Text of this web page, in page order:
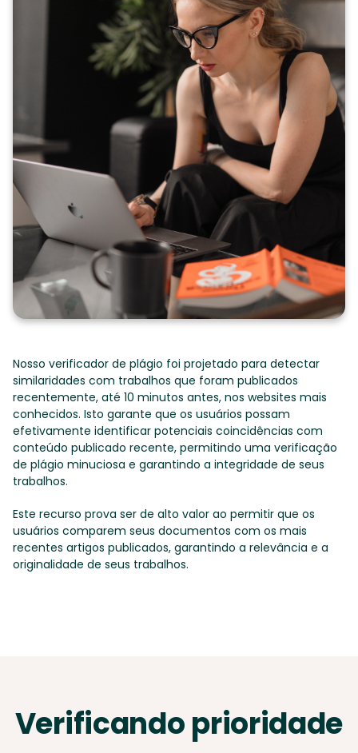
Nosso verificador de plágio foi projetado para detectar
similaridades com trabalhos que foram publicados
recentemente, até 10 minutos antes, nos websites mais
conhecidos. Isto garante que os usuários possam
efetivamente identificar potenciais coincidências com
conteúdo publicado recente, permitindo uma verificação
de plágio minuciosa e garantindo a integridade de seus
trabalhos.
Este recurso prova ser de alto valor ao permitir que os
usuários comparem seus documentos com os mais
recentes artigos publicados, garantindo a relevância e a
originalidade de seus trabalhos.
Verificando prioridade